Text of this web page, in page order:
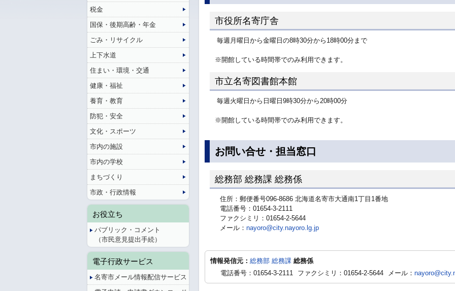
市役所名寄庁舎
毎週月曜日から金曜日の8時30分から18時00分まで
※開館している時間帯でのみ利用できます。
市立名寄図書館本館
毎週火曜日から日曜日9時30分から20時00分
※開館している時間帯でのみ利用できます。
お問い合せ・担当窓口
総務部 総務課 総務係
住所：郵便番号096-8686 北海道名寄市大通南1丁目1番地
電話番号：01654-3-2111
ファクシミリ：01654-2-5644
メール： nayoro@city.nayoro.lg.jp
情報発信元： 総務部 総務課 総務係
電話番号：01654-3-2111
ファクシミリ：01654-2-5644 メール：
税金
国保・後期高齢・年金
ごみ・リサイクル
上下水道
住まい・環境・交通
健康・福祉
養育・教育
防犯・安全
文化・スポーツ
市内の施設
市内の学校
まちづくり
市政・行政情報
お役立ち
パブリック・コメント
（市民意見提出手続）
電子行政サービス
名寄市メール情報配信サービス